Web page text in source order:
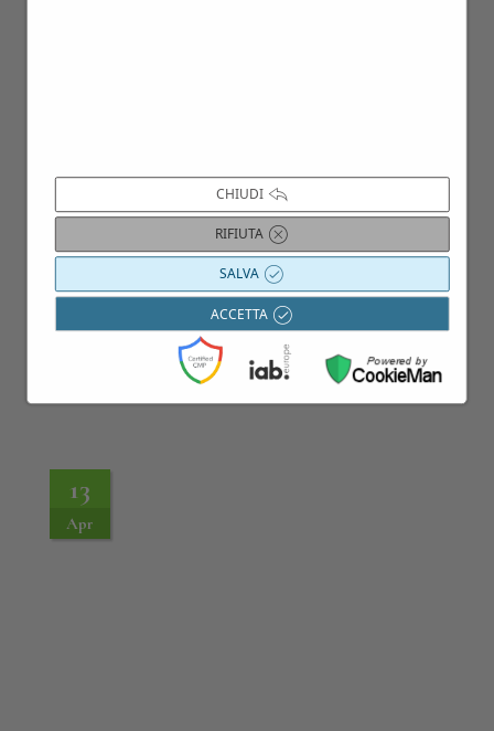
13
Apr
CHIUDI
RIFIUTA
SALVA
ACCETTA